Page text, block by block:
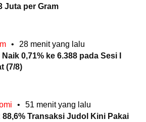
Juta per Gram
•
28 menit yang lalu
Naik 0,71% ke 6.388 pada Sesi I
(7/8)
•
51 menit yang lalu
88,6% Transaksi Judol Kini Pakai